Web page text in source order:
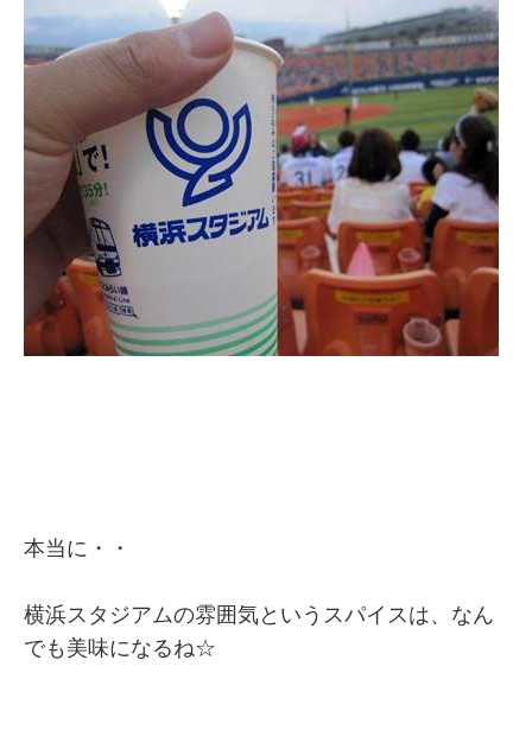
本当に・・
横浜スタジアムの雰囲気というスパイスは、なん
でも美味になるね☆